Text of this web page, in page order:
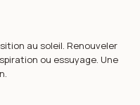
au soleil. Renouveler
ou essuyage. Une